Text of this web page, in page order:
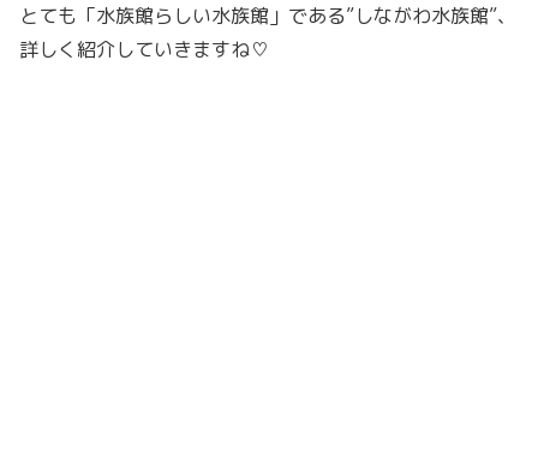
とても「水族館らしい水族館」である”しながわ水族館”、
詳しく紹介していきますね♡